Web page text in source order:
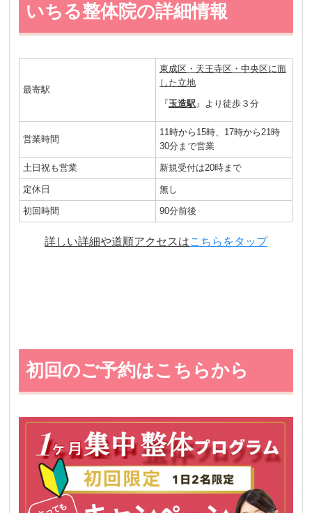
いちる整体院の詳細情報
最寄駅
東成区・天王寺区・中央区に面
した立地
『玉造駅』より徒歩３分
営業時間
11時から15時、17時から21時
30分まで営業
土日祝も営業 新規受付は20時まで
定休日 無し
初回時間 90分前後
詳しい詳細や道順アクセスはこちらをタップ
初回のご予約はこちらから